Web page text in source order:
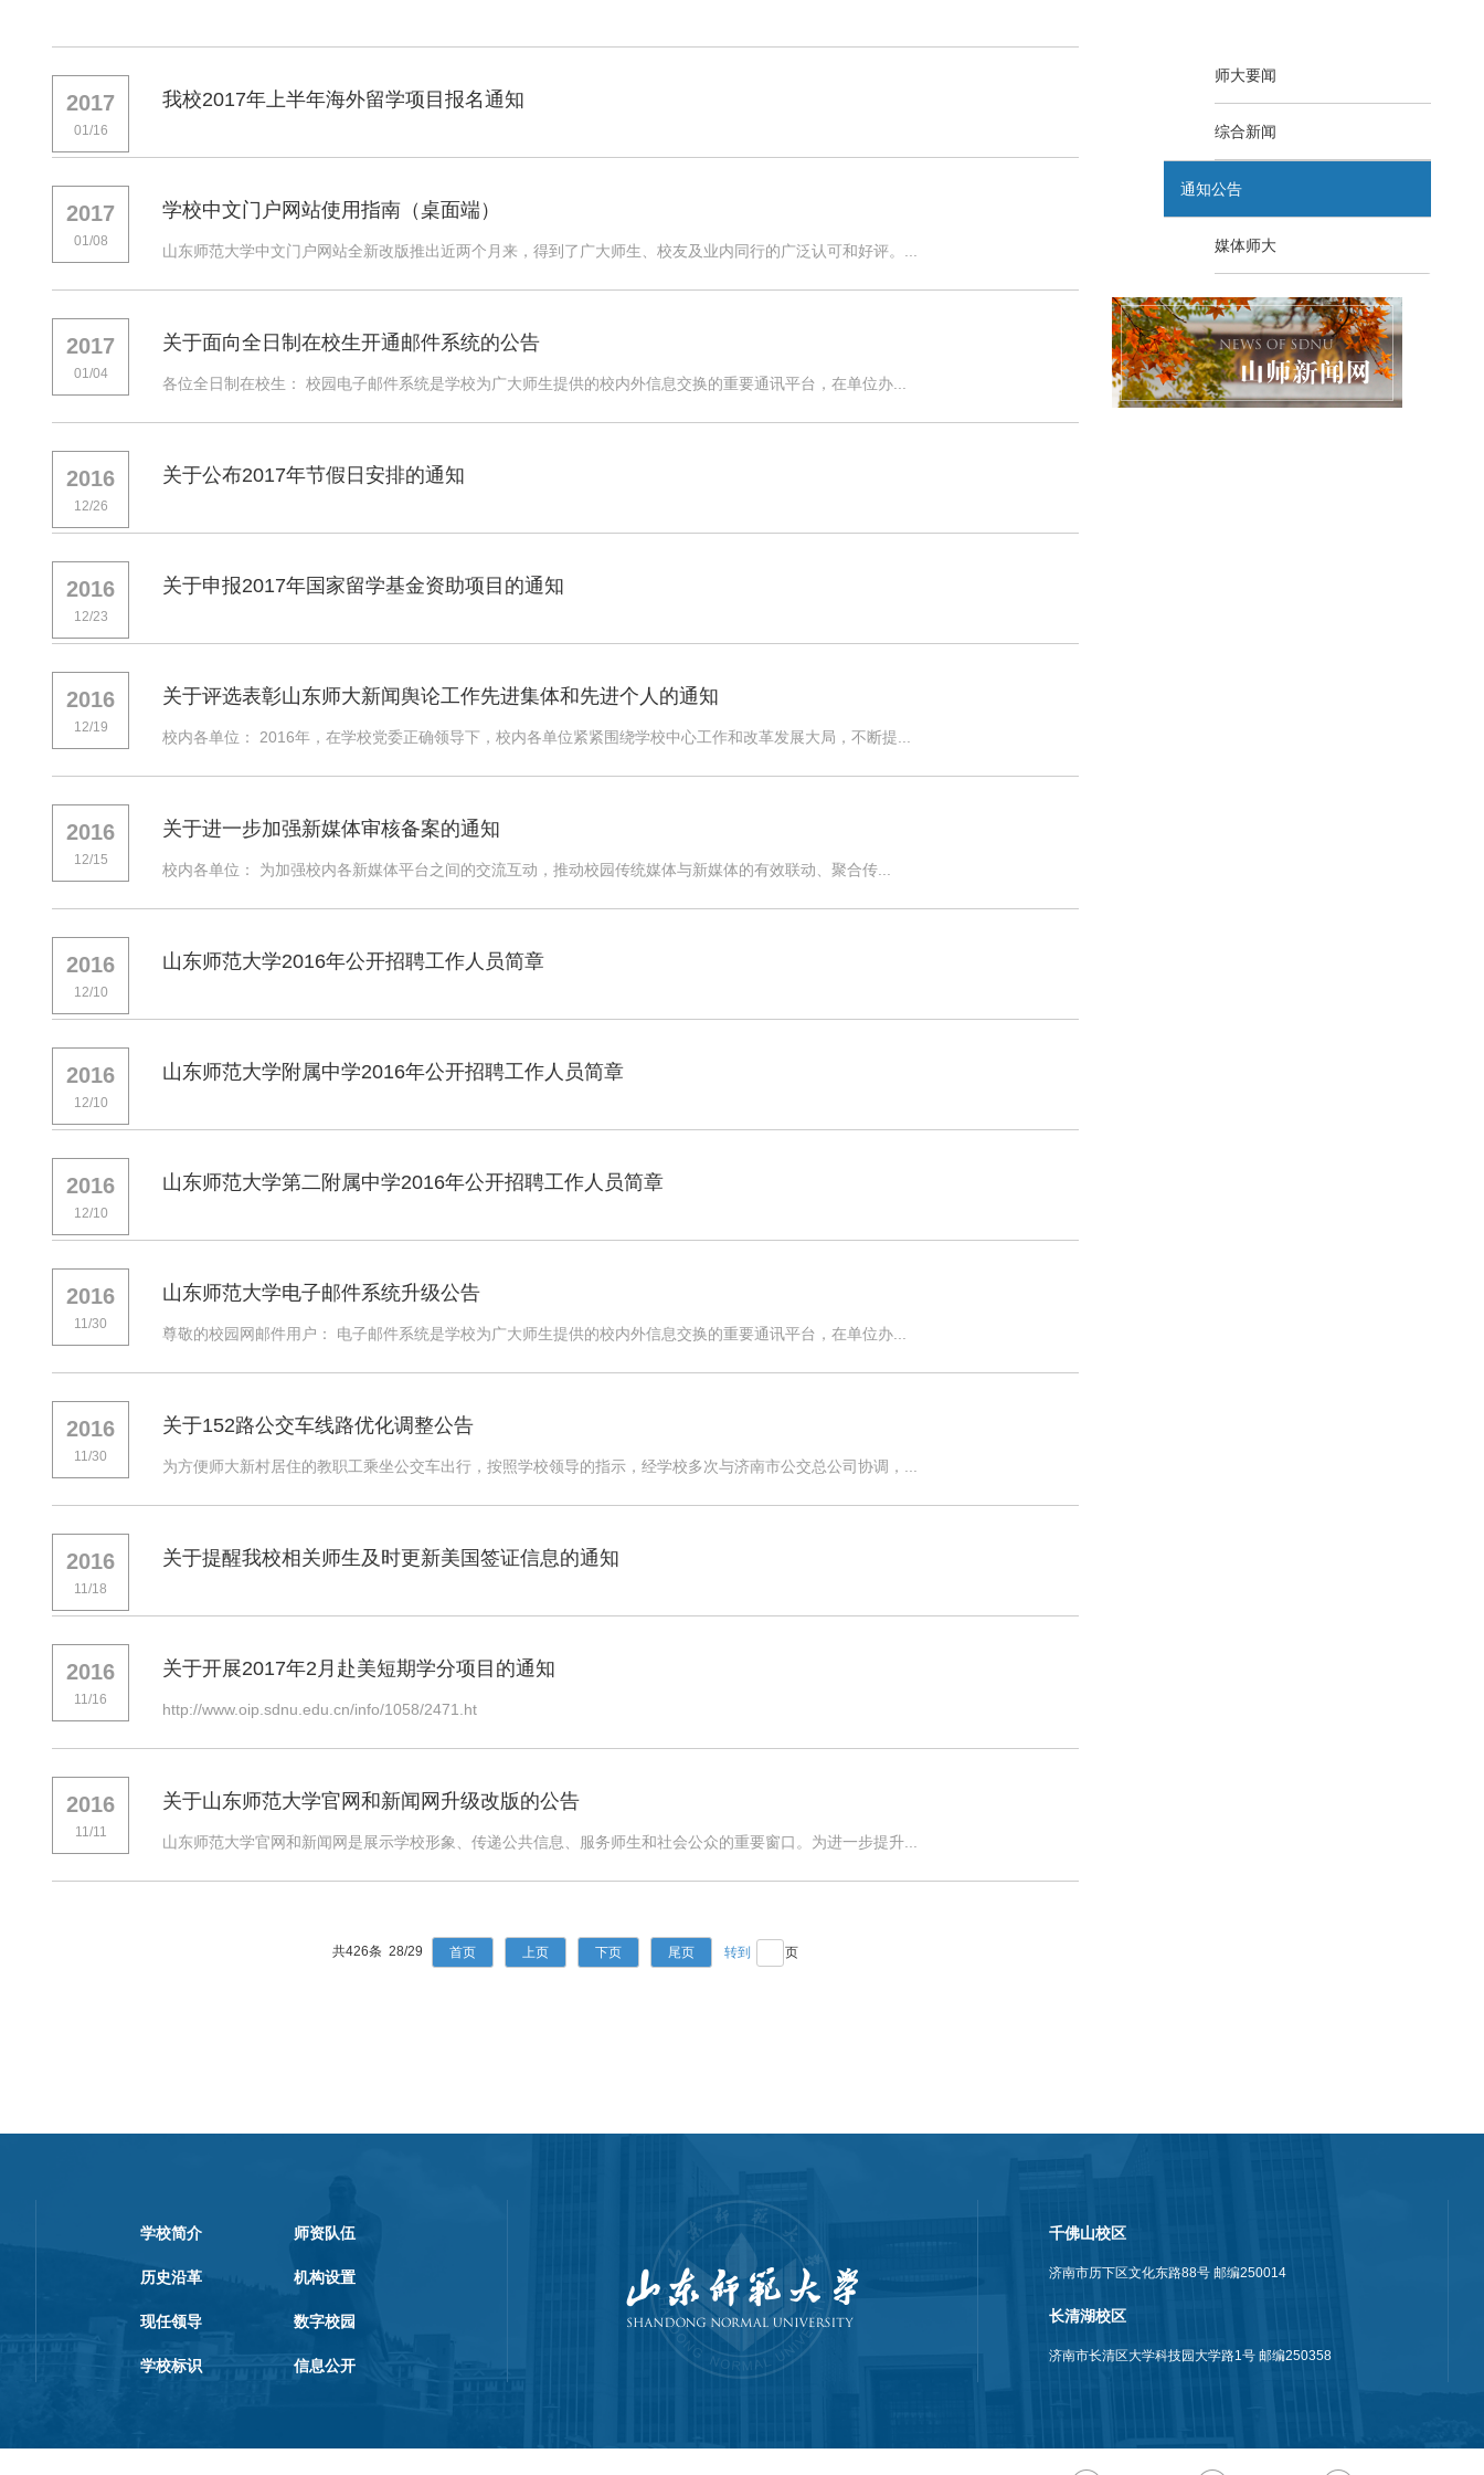
2017
01/16
我校2017年上半年海外留学项目报名通知
2017
01/08
学校中文门户网站使用指南（桌面端）
山东师范大学中文门户网站全新改版推出近两个月来，得到了广大师生、校友及业内同行的广泛认可和好评。...
2017
01/04
关于面向全日制在校生开通邮件系统的公告
各位全日制在校生： 校园电子邮件系统是学校为广大师生提供的校内外信息交换的重要通讯平台，在单位办...
2016
12/26
关于公布2017年节假日安排的通知
2016
12/23
关于申报2017年国家留学基金资助项目的通知
2016
12/19
关于评选表彰山东师大新闻舆论工作先进集体和先进个人的通知
校内各单位： 2016年，在学校党委正确领导下，校内各单位紧紧围绕学校中心工作和改革发展大局，不断提...
2016
12/15
关于进一步加强新媒体审核备案的通知
校内各单位： 为加强校内各新媒体平台之间的交流互动，推动校园传统媒体与新媒体的有效联动、聚合传...
2016
12/10
山东师范大学2016年公开招聘工作人员简章
2016
12/10
山东师范大学附属中学2016年公开招聘工作人员简章
2016
12/10
山东师范大学第二附属中学2016年公开招聘工作人员简章
2016
11/30
山东师范大学电子邮件系统升级公告
尊敬的校园网邮件用户： 电子邮件系统是学校为广大师生提供的校内外信息交换的重要通讯平台，在单位办...
2016
11/30
关于152路公交车线路优化调整公告
为方便师大新村居住的教职工乘坐公交车出行，按照学校领导的指示，经学校多次与济南市公交总公司协调，...
2016
11/18
关于提醒我校相关师生及时更新美国签证信息的通知
2016
11/16
关于开展2017年2月赴美短期学分项目的通知
http://www.oip.sdnu.edu.cn/info/1058/2471.ht
2016
11/11
关于山东师范大学官网和新闻网升级改版的公告
山东师范大学官网和新闻网是展示学校形象、传递公共信息、服务师生和社会公众的重要窗口。为进一步提升...
共426条 28/29 首页 上页 下页 尾页 页
师大要闻
综合新闻
通知公告
媒体师大
学校简介 师资队伍
历史沿革 机构设置
现任领导 数字校园
学校标识 信息公开
千佛山校区
济南市历下区文化东路88号 邮编250014
长清湖校区
济南市长清区大学科技园大学路1号 邮编250358